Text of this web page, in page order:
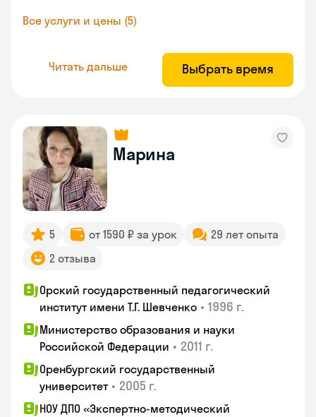
Все услуги и цены (5)
Читать дальше Выбрать время
Марина
5 от 1590 ₽ за урок
29 лет опыта
2 отзыва
Орский государственный педагогический
институт имени Т.Г. Шевченко • 1996 г.
Министерство образования и науки
Российской Федерации • 2011 г.
Оренбургский государственный
университет • 2005 г.
НОУ ДПО «Экспертно-методический